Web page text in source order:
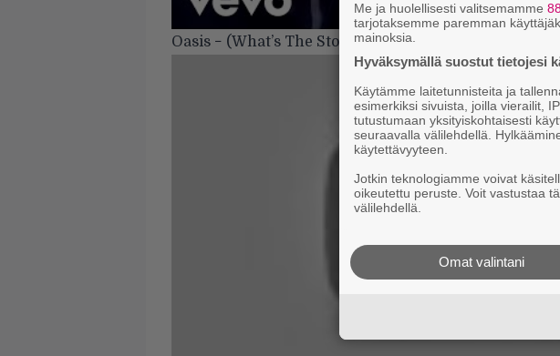
Oasis − (What’s The Story) Morning Glory?
Me ja huolellisesti valitsemamme
tarjotaksemme paremman
mainoksia.
Hyväksymällä suostut tietojesi
Käytämme laitetunnisteita ja
esimerkiksi sivuista, joilla vierailit,
tutustumaan yksityiskohtaisesti
seuraavalla välilehdellä.
käytettävyyteen.
Jotkin teknologiamme voivat
oikeutettu peruste. Voit vastustaa
välilehdellä.
Omat valintani